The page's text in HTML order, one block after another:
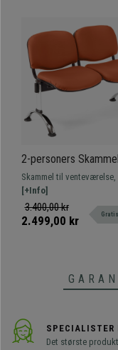
2-personers Skammel
MOBY LÆDER,
Metalstruktur, Tykt
Orange Farve
Skammel til venteværelse,
cm, med metalstruktur.
holdbar, høj komfort og tykt
polstret betræk i læder.
[+Info]
3.400,00 kr
2.499,00 kr
SPECIALISTER
Det største